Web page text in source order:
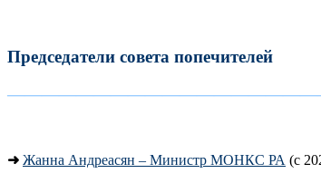
Председатели совета попечителей
➜ Жанна Андреасян – Министр МОНКС РА (с